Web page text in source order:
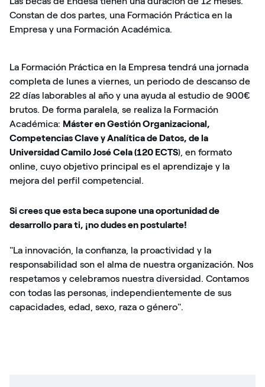
Constan de dos partes, una Formación Práctica en la
Empresa y una Formación Académica.
La Formación Práctica en la Empresa tendrá una jornada
completa de lunes a viernes, un periodo de descanso de
22 días laborables al año y una ayuda al estudio de 900€
brutos. De forma paralela, se realiza la Formación
Académica: Máster en Gestión Organizacional,
Competencias Clave y Analítica de Datos, de la
Universidad Camilo José Cela (120 ECTS), en formato
online, cuyo objetivo principal es el aprendizaje y la
mejora del perfil competencial.
Si crees que esta beca supone una oportunidad de
desarrollo para ti, ¡no dudes en postularte!
"La innovación, la confianza, la proactividad y la
responsabilidad son el alma de nuestra organización. Nos
respetamos y celebramos nuestra diversidad. Contamos
con todas las personas, independientemente de sus
capacidades, edad, sexo, raza o género".